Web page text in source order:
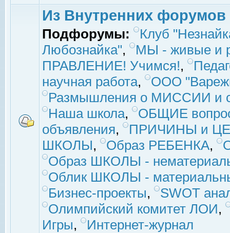
Из Внутренних форумов
Подфорумы:
Клуб
Любознайка",
МЫ - живые и
ПРАВЛЕНИЕ! Учимся!,
научная работа,
ООО
Размышления о МИССИИ и
Наша школа,
ОБЩИЕ
объявления,
ПРИЧИНЫ и
ШКОЛЫ, Образ РЕБЕНКА,
Образ ШКОЛЫ -
Облик ШКОЛЫ -
Бизнес-проекты,
SWOT
Олимпийский комитет ЛОИ,
Игры, Интернет-журнал